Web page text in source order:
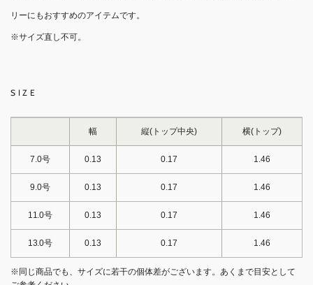
リーにもおすすめのアイテムです。
※サイズ直し不可。
SIZE
幅 縦(トップ中央) 横(トップ)
7.0号 0.13 0.17 1.46
9.0号 0.13 0.17 1.46
11.0号 0.13 0.17 1.46
13.0号 0.13 0.17 1.46
※同じ商品でも、サイズに若干の個体差がございます。あくまで目安として